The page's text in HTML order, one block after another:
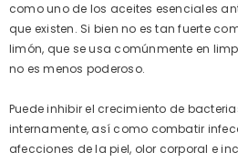
como uno de los aceites esenciales
que existen. Si bien no es tan fuerte
limón, que se usa comúnmente en
no es menos poderoso.
Puede inhibir el crecimiento de
internamente, así como combatir
afecciones de la piel, olor corporal e